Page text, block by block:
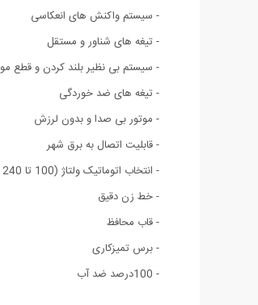
- سیستم واکنش های انعکاسی
- تیغه های شناور و مستقل
- سیستم بی نظیر بلند کردن و قطع مو
- تیغه های ضد خوردگی
- موتور بی صدا و بدون لرزش
- قابلیت اتصال به برق شهر
- انتخاب اتوماتیک ولتاژ (100 تا 240 ولت)
- خط زن دقیق
- قاب محافظ
- برس تمیزکاری
- 100درصد ضد آب